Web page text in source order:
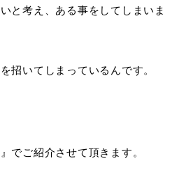
と考え、 ある事をしてしまいま
招いてしまっているんです。
』でご紹介させて頂きます。